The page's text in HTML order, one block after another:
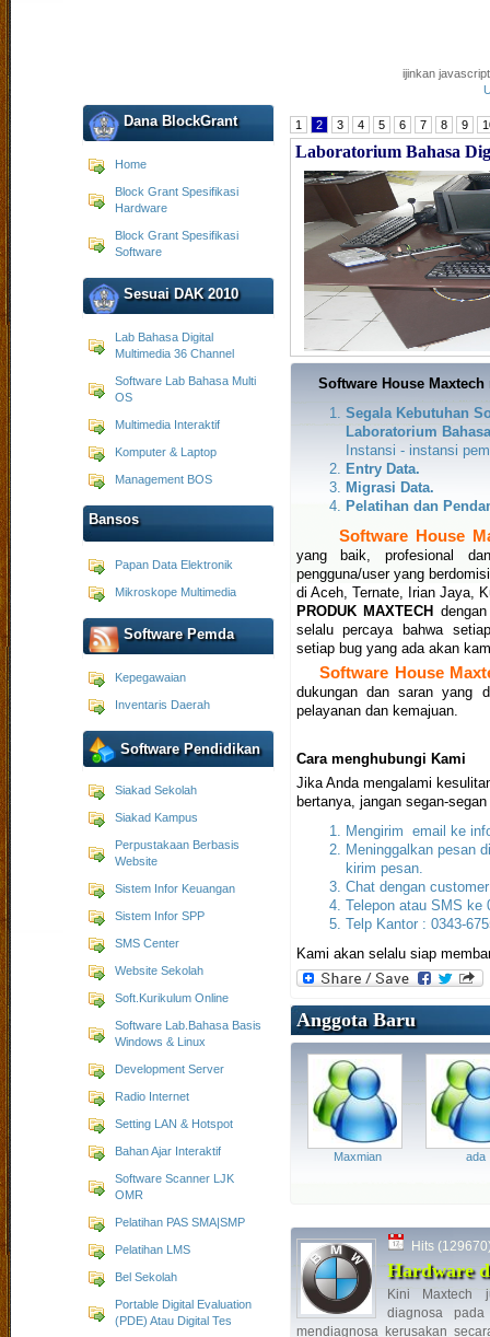
ijinkan
Dana BlockGrant
Home
Block Grant Spesifikasi
Hardware
Block Grant Spesifikasi
Software
Sesuai DAK 2010
Lab Bahasa Digital
Multimedia 36 Channel
Software Lab Bahasa Multi
OS
Multimedia Interaktif
Komputer & Laptop
Management BOS
Bansos
Papan Data Elektronik
Mikroskope Multimedia
Software Pemda
Kepegawaian
Inventaris Daerah
Software Pendidikan
Siakad Sekolah
Siakad Kampus
Perpustakaan Berbasis
Website
Sistem Infor Keuangan
Sistem Infor SPP
SMS Center
Website Sekolah
Soft.Kurikulum Online
Software Lab.Bahasa Basis
Windows & Linux
Development Server
Radio Internet
Setting LAN & Hotspot
Bahan Ajar Interaktif
Software Scanner LJK
OMR
Pelatihan PAS SMA|SMP
Pelatihan LMS
Bel Sekolah
Portable Digital Evaluation
(PDE) Atau Digital Tes
1 2 3 4 5 6 7 8 9
Laboratorium Bahasa
Software House Maxtech
Segala Kebutuhan
Laboratorium Bahasa
Instansi - instansi
Entry Data.
Migrasi Data.
Pelatihan dan
Software House
yang baik, profesional
pengguna/user yang
di Aceh, Ternate, Irian Jaya,
PRODUK MAXTECH
selalu percaya bahwa
setiap bug yang ada akan
Software House
dukungan dan saran yang
pelayanan dan kemajuan.
Cara menghubungi Kami
Jika Anda mengalami
bertanya, jangan segan-segan
Mengirim email ke
Meninggalkan pesan
kirim pesan.
Chat dengan
Telepon atau SMS ke
Telp Kantor : 0343-
Kami akan selalu siap
Anggota Baru
Maxmian ada
Hits
Hardware
Kini Maxtech
diagnosa
mendiagnosa kerusakan